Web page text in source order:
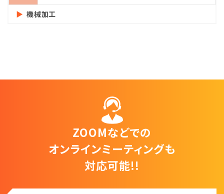
機械加工
ZOOMなどでの
オンラインミーティングも
対応可能!!